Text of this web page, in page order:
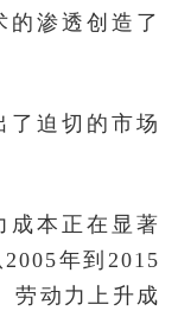
的渗透创造了
了迫切的市场
成本正在显著
年到2015
劳动力上升成